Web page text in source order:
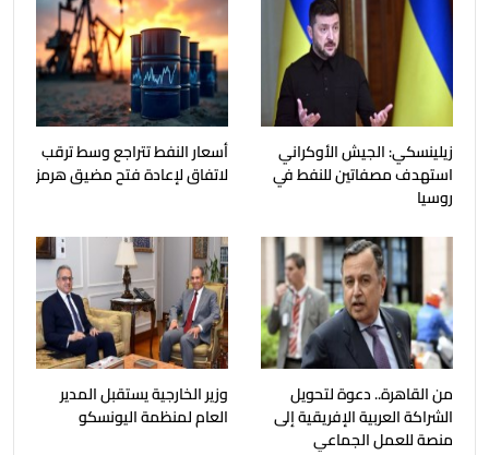
زيلينسكي: الجيش الأوكراني
استهدف مصفاتين للنفط في
روسيا
أسعار النفط تتراجع وسط ترقب
لاتفاق لإعادة فتح مضيق هرمز
من القاهرة.. دعوة لتحويل
الشراكة العربية الإفريقية إلى
منصة للعمل الجماعي
وزير الخارجية يستقبل المدير
العام لمنظمة اليونسكو